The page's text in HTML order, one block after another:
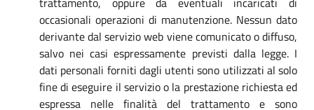
occasionali operazioni di manutenzione. Nessun dato
derivante dal servizio web viene comunicato o diffuso,
salvo nei casi espressamente previsti dalla legge. I
dati personali forniti dagli utenti sono utilizzati al solo
fine di eseguire il servizio o la prestazione richiesta ed
espressa nelle finalità del trattamento e sono